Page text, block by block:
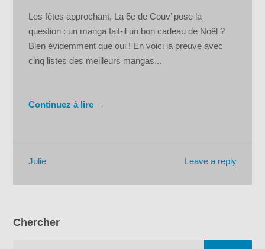
Les fêtes approchant, La 5e de Couv’ pose la
question : un manga fait-il un bon cadeau de Noël ?
Bien évidemment que oui ! En voici la preuve avec
cinq listes des meilleurs mangas...
Continuez à lire →
Leave a reply
Julie
Chercher